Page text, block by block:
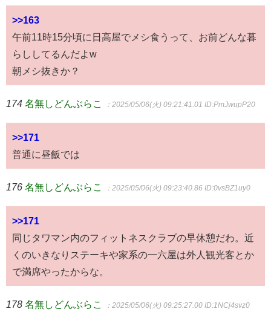
>>163
午前11時15分頃に日高屋でメシ食うって、お前どんな暮
らししてるんだよw
朝メシ抜きか？
174 名無しどんぶらこ ：2025/05/06(火) 09:21:41.01 ID:PmJwupP20
>>171
普通に昼飯では
176 名無しどんぶらこ ：2025/05/06(火) 09:23:40.86 ID:0vsBZ1uy0
>>171
同じタワマン内のフィットネスクラブの早休憩だわ。近
くのいきなりステーキや家系の一六屋は外人観光客とか
で満席やったからな。
178 名無しどんぶらこ ：2025/05/06(火) 09:25:27.00 ID:1NCj4svz0